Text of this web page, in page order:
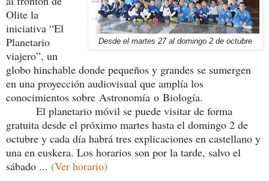
Desde el martes 27 al domingo 2 de octubre
Olite la
iniciativa “El
Planetario
viajero”, un
globo hinchable donde pequeños y grandes se sumergen
en una proyección audiovisual que amplía los
conocimientos sobre Astronomía o Biología.
El planetario móvil se puede visitar de forma
gratuita desde el próximo martes hasta el domingo 2 de
octubre y cada día habrá tres explicaciones en castellano y
una en euskera. Los horarios son por la tarde, salvo el
sábado ... (Ver horario)